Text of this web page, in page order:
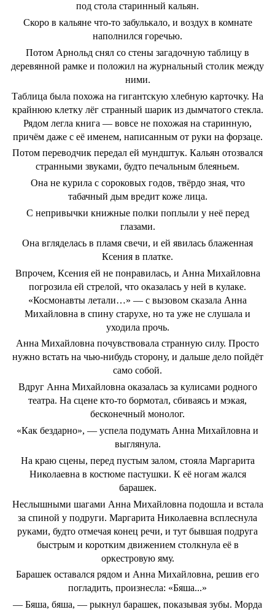
под стола старинный кальян.
Скоро в кальяне что-то забулькало, и воздух в комнате
наполнился горечью.
Потом Арнольд снял со стены загадочную таблицу в
деревянной рамке и положил на журнальный столик между
ними.
Таблица была похожа на гигантскую хлебную карточку. На
крайнюю клетку лёг странный шарик из дымчатого стекла.
Рядом легла книга — вовсе не похожая на старинную,
причём даже с её именем, написанным от руки на форзаце.
Потом переводчик передал ей мундштук. Кальян отозвался
странными звуками, будто печальным блеяньем.
Она не курила с сороковых годов, твёрдо зная, что
табачный дым вредит коже лица.
С непривычки книжные полки поплыли у неё перед
глазами.
Она вгляделась в пламя свечи, и ей явилась блаженная
Ксения в платке.
Впрочем, Ксения ей не понравилась, и Анна Михайловна
погрозила ей стрелой, что оказалась у ней в кулаке.
«Космонавты летали…» — с вызовом сказала Анна
Михайловна в спину старухе, но та уже не слушала и
уходила прочь.
Анна Михайловна почувствовала странную силу. Просто
нужно встать на чью-нибудь сторону, и дальше дело пойдёт
само собой.
Вдруг Анна Михайловна оказалась за кулисами родного
театра. На сцене кто-то бормотал, сбиваясь и мэкая,
бесконечный монолог.
«Как бездарно», — успела подумать Анна Михайловна и
выглянула.
На краю сцены, перед пустым залом, стояла Маргарита
Николаевна в костюме пастушки. К её ногам жался
барашек.
Неслышными шагами Анна Михайловна подошла и встала
за спиной у подруги. Маргарита Николаевна всплеснула
руками, будто отмечая конец речи, и тут бывшая подруга
быстрым и коротким движением столкнула её в
оркестровую яму.
Барашек оставался рядом и Анна Михайловна, решив его
погладить, произнесла: «Бяша...»
— Бяша, бяша, — рыкнул барашек, показывая зубы. Морда